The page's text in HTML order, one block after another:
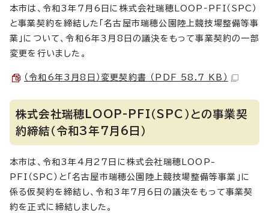
本市は、令和3年7月6日に株式会社瑞穂LOOP‐PFI（SPC）
と事業契約を締結した「名古屋市瑞穂公園陸上競技場整備等事
業」について、令和6年3月8日の議決をもって事業契約の一部
変更を行いました。
（令和6年3月8日）変更契約書 （PDF 58.7 KB）
株式会社瑞穂LOOP-PFI（SPC）との事業契
約締結（令和3年7月6日）
本市は、令和3年4月27日に株式会社瑞穂LOOP-
PFI（SPC）と「名古屋市瑞穂公園陸上競技場整備等事業」に
係る仮契約を締結し、令和3年7月6日の議決をもって事業契
約を正式に締結しました。